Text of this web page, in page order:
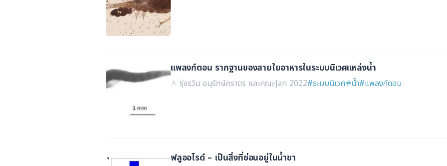
แพลงก์ตอน รากฐานของสายใยอาหารในระบบนิเวศแหล่งน้ำ
รุ่งรวิน อนุรักษ์ภราดร และคณะ·Jan 2022#ระบบนิเวศ#น้ำ#แพลงก์ตอน
ฟลูออไรด์ – เป็นสิ่งที่ซ่อนอยู่ในน้ำชา